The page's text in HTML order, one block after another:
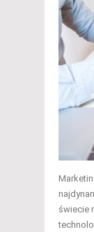
świecie